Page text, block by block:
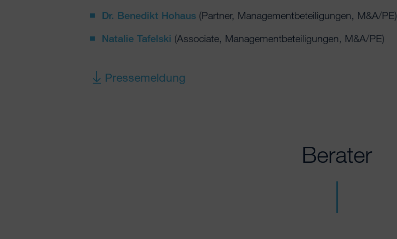
Dr. Benedikt Hohaus (Partner, Managementbeteiligungen, M&A/PE)
Natalie Tafelski (Associate, Managementbeteiligungen, M&A/PE)
Pressemeldung
Berater